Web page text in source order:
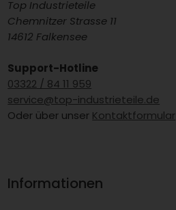
Top Industrieteile
Chemnitzer Strasse 11
14612 Falkensee
Support-Hotline
03322 / 84 11 959
service@top-industrieteile.de
Oder über unser Kontaktformular
Informationen